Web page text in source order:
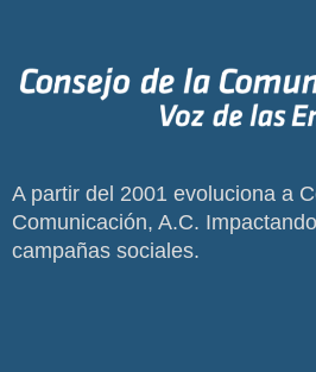
A partir del 2001 evoluciona a
Comunicación, A.C.
campañas sociales.